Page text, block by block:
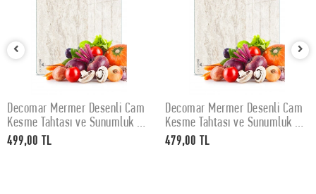
SEPETE EKLE
Decomar Mermer Desenli Cam
Kesme Tahtası ve Sunumluk 30
x 40 cm
499,00 TL
SEPETE EKLE
Decomar Mermer Desenli Cam
Kesme Tahtası ve Sunumluk 25
x 35 cm
479,00 TL